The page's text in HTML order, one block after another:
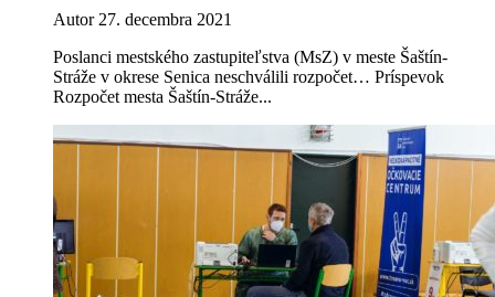
Autor 27. decembra 2021
Poslanci mestského zastupiteľstva (MsZ) v meste Šaštín-
Stráže v okrese Senica neschválili rozpočet… Príspevok
Rozpočet mesta Šaštín-Stráže...